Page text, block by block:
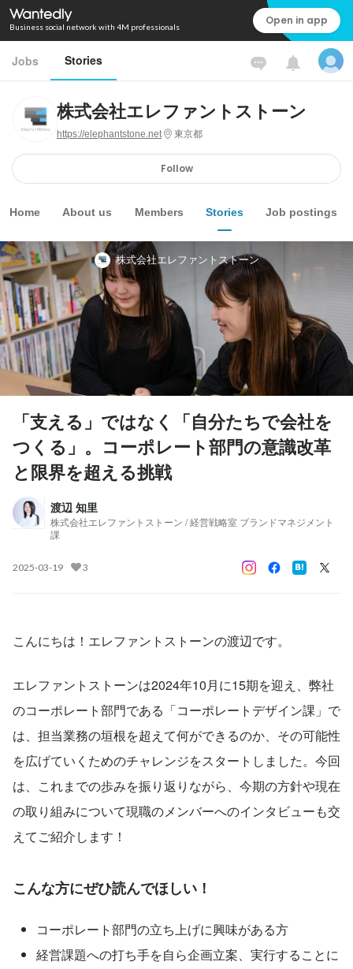
Business social network with 4M professionals Open in app
Jobs Stories
株式会社エレファントストーン
https://elephantstone.net 東京都
Follow
Home About us Members Stories Job postings
株式会社エレファントストーン
「支える」ではなく「自分たちで会社を
つくる」。コーポレート部門の意識改革
と限界を超える挑戦
渡辺 知里
株式会社エレファントストーン / 経営戦略室 ブランドマネジメント
課
2025-03-19 3
こんにちは！エレファントストーンの渡辺です。
エレファントストーンは2024年10月に15期を迎え、弊社
のコーポレート部門である「コーポレートデザイン課」で
は、担当業務の垣根を超えて何ができるのか、その可能性
を広げていくためのチャレンジをスタートしました。今回
は、これまでの歩みを振り返りながら、今期の方針や現在
の取り組みについて現職のメンバーへのインタビューも交
えてご紹介します！
こんな方にぜひ読んでほしい！
コーポレート部門の立ち上げに興味がある方
経営課題への打ち手を自ら企画立案、実行することに